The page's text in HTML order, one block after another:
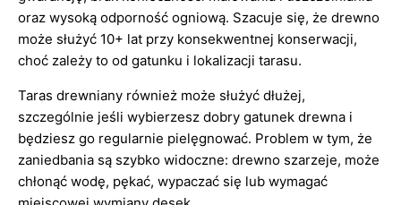
oraz wysoką odporność ogniową. Szacuje się, że drewno
może służyć 10+ lat przy konsekwentnej konserwacji,
choć zależy to od gatunku i lokalizacji tarasu.
Taras drewniany również może służyć dłużej,
szczególnie jeśli wybierzesz dobry gatunek drewna i
będziesz go regularnie pielęgnować. Problem w tym, że
zaniedbania są szybko widoczne: drewno szarzeje, może
chłonąć wodę, pękać, wypaczać się lub wymagać